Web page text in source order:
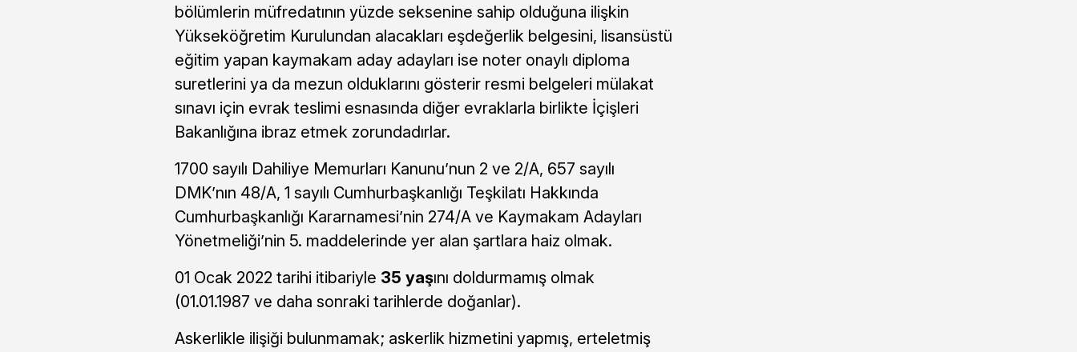
bölümlerin müfredatının yüzde seksenine sahip olduğuna ilişkin
Yükseköğretim Kurulundan alacakları eşdeğerlik belgesini, lisansüstü
eğitim yapan kaymakam aday adayları ise noter onaylı diploma
suretlerini ya da mezun olduklarını gösterir resmi belgeleri mülakat
sınavı için evrak teslimi esnasında diğer evraklarla birlikte İçişleri
Bakanlığına ibraz etmek zorundadırlar.
1700 sayılı Dahiliye Memurları Kanunu’nun 2 ve 2/A, 657 sayılı
DMK’nın 48/A, 1 sayılı Cumhurbaşkanlığı Teşkilatı Hakkında
Cumhurbaşkanlığı Kararnamesi’nin 274/A ve Kaymakam Adayları
Yönetmeliği’nin 5. maddelerinde yer alan şartlara haiz olmak.
01 Ocak 2022 tarihi itibariyle 35 yaşını doldurmamış olmak
(01.01.1987 ve daha sonraki tarihlerde doğanlar).
Askerlikle ilişiği bulunmamak; askerlik hizmetini yapmış, erteletmiş